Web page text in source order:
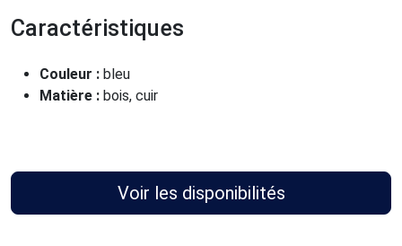
Caractéristiques
Couleur : bleu
Matière : bois, cuir
Voir les disponibilités